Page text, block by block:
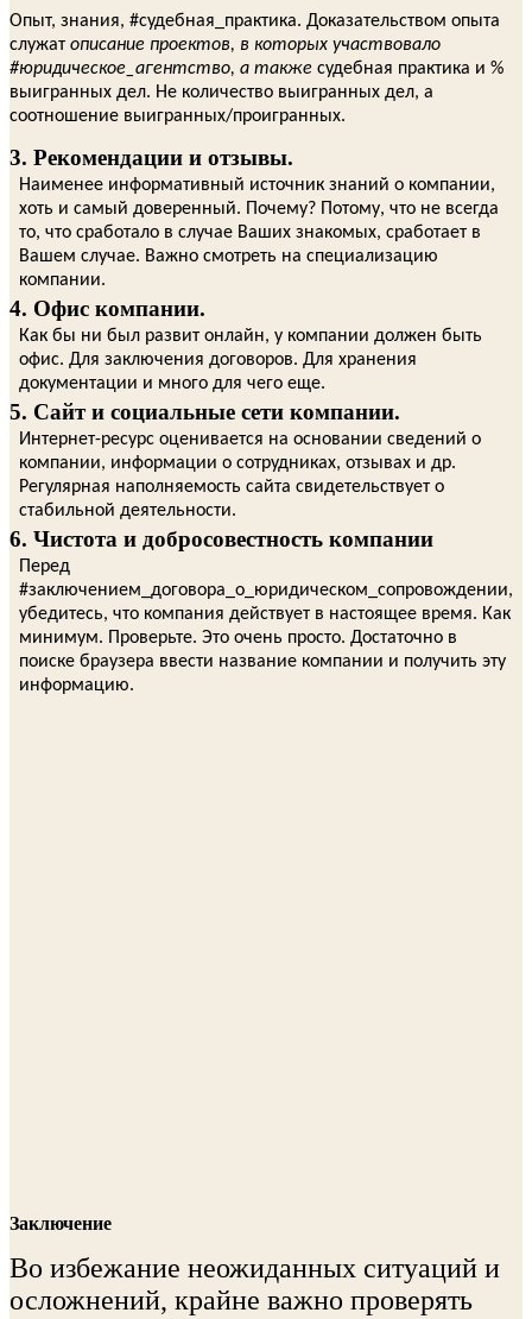
Опыт, знания, #судебная_практика. Доказательством опыта
служат описание проектов, в которых участвовало
#юридическое_агентство, а также судебная практика и %
выигранных дел. Не количество выигранных дел, а
соотношение выигранных/проигранных.
3. Рекомендации и отзывы.
Наименее информативный источник знаний о компании,
хоть и самый доверенный. Почему? Потому, что не всегда
то, что сработало в случае Ваших знакомых, сработает в
Вашем случае. Важно смотреть на специализацию
компании.
4. Офис компании.
Как бы ни был развит онлайн, у компании должен быть
офис. Для заключения договоров. Для хранения
документации и много для чего еще.
5. Сайт и социальные сети компании.
Интернет-ресурс оценивается на основании сведений о
компании, информации о сотрудниках, отзывах и др.
Регулярная наполняемость сайта свидетельствует о
стабильной деятельности.
6. Чистота и добросовестность компании
Перед
#заключением_договора_о_юридическом_сопровождении,
убедитесь, что компания действует в настоящее время. Как
минимум. Проверьте. Это очень просто. Достаточно в
поиске браузера ввести название компании и получить эту
информацию.
Заключение
Во избежание неожиданных ситуаций и
осложнений, крайне важно проверять